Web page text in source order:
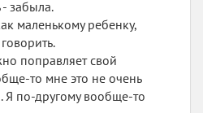
забыла.
маленькому ребенку,
поправляет свой
то мне это не очень
Я по-другому вообще-то